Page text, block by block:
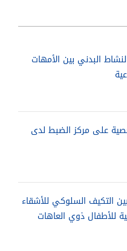
البدني بين الأمهات
على مركز الضبط لدى
التكيف السلوكي للأشقاء
للأطفال ذوي العاهات